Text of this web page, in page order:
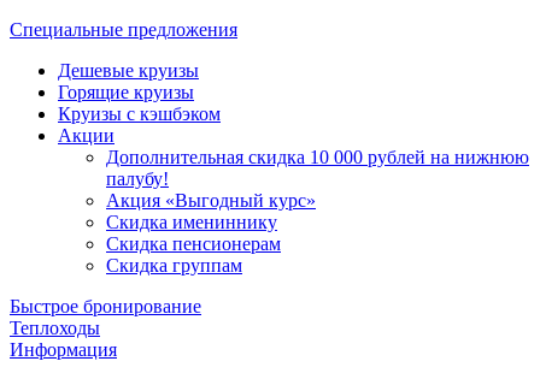
Специальные предложения
Дешевые круизы
Горящие круизы
Круизы с кэшбэком
Акции
Дополнительная скидка 10 000 рублей на нижнюю
палубу!
Акция «Выгодный курс»
Скидка имениннику
Скидка пенсионерам
Скидка группам
Быстрое бронирование
Теплоходы
Информация